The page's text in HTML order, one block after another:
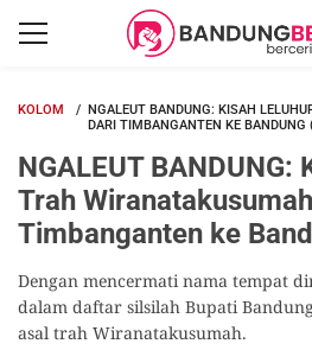
KOLOM
NGALEUT BANDUNG: KISAH
DARI TIMBANGANTEN KE BANDUNG
NGALEUT BANDUNG:
Trah
Timbanganten ke
Dengan mencermati nama tempat
dalam daftar silsilah Bupati
asal trah Wiranatakusumah.